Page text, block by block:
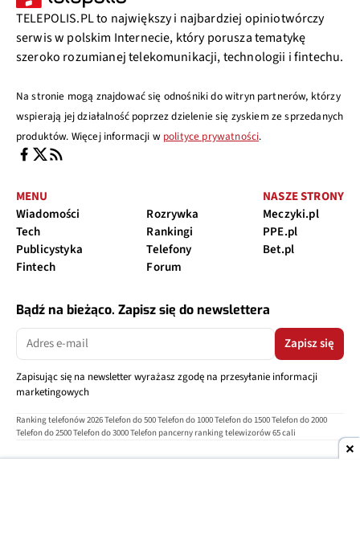
TELEPOLIS.PL to największy i najbardziej opiniotwórczy
serwis w polskim Internecie, który porusza tematykę
szeroko rozumianej telekomunikacji, technologii i fintechu.
Na stronie mogą znajdować się odnośniki do witryn partnerów, którzy
wspierają jej działalność poprzez dzielenie się zyskiem ze sprzedanych
produktów. Więcej informacji w polityce prywatności.
MENU
Wiadomości
Tech
Publicystyka
Fintech
Rozrywka
Rankingi
Telefony
Forum
NASZE STRONY
Meczyki.pl
PPE.pl
Bet.pl
Bądź na bieżąco. Zapisz się do newslettera
Zapisz się
Zapisując się na newsletter wyrażasz zgodę na przesyłanie informacji
marketingowych
Ranking telefonów 2026Telefon do 500Telefon do 1000Telefon do 1500Telefon do 2000
Telefon do 2500Telefon do 3000Telefon pancerny ranking telewizorów 65 cali